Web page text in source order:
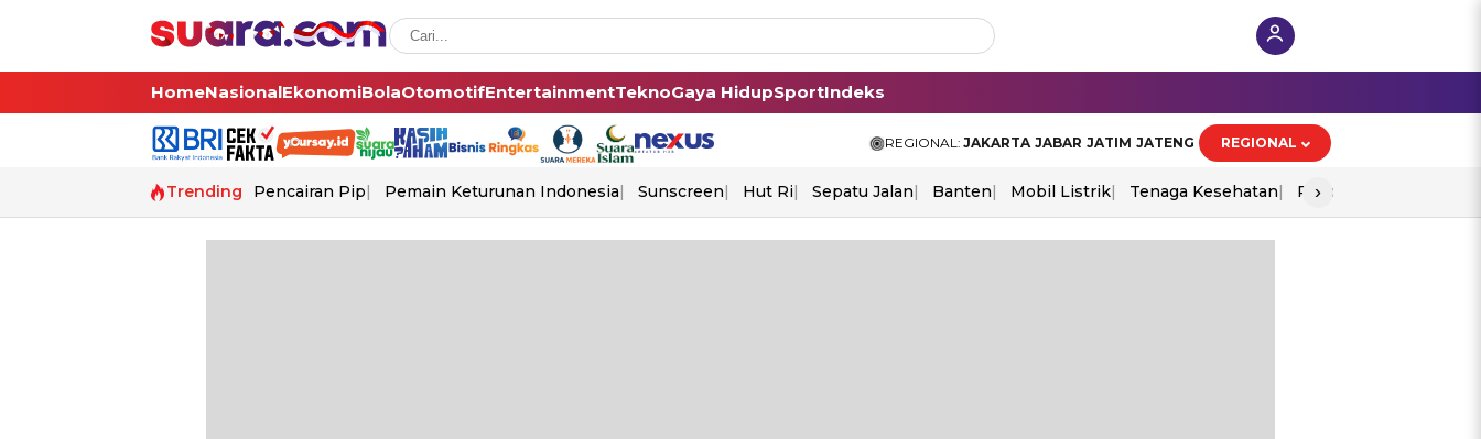
HomeNasionalEkonomiBolaOtomotifEntertainmentTeknoGaya HidupSportIndeks
REGIONAL: JAKARTA JABAR JATIM JATENG REGIONAL
Trending Pencairan Pip Pemain Keturunan Indonesia Sunscreen Hut Ri Sepatu Jalan Banten Mobil Listrik Tenaga Kesehatan Piala Aff 2026
›